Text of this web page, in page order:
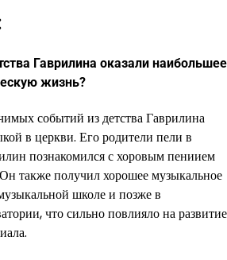
Гаврилина оказали наибольшее
жизнь?
событий из детства Гаврилина
в церкви. Его родители пели в
познакомился с хоровым пениием
также получил хорошее музыкальное
школе и позже в
что сильно повлияло на развитие